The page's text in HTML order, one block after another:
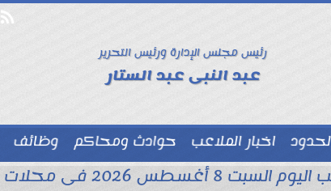

رئيس مجلس الإدارة ورئيس التحرير
عبد النبى عبد الستار
اخبار الملاعب حوادث ومحاكم وظائف
توك شو  أغسطس 2026 فى محلات الصاغة